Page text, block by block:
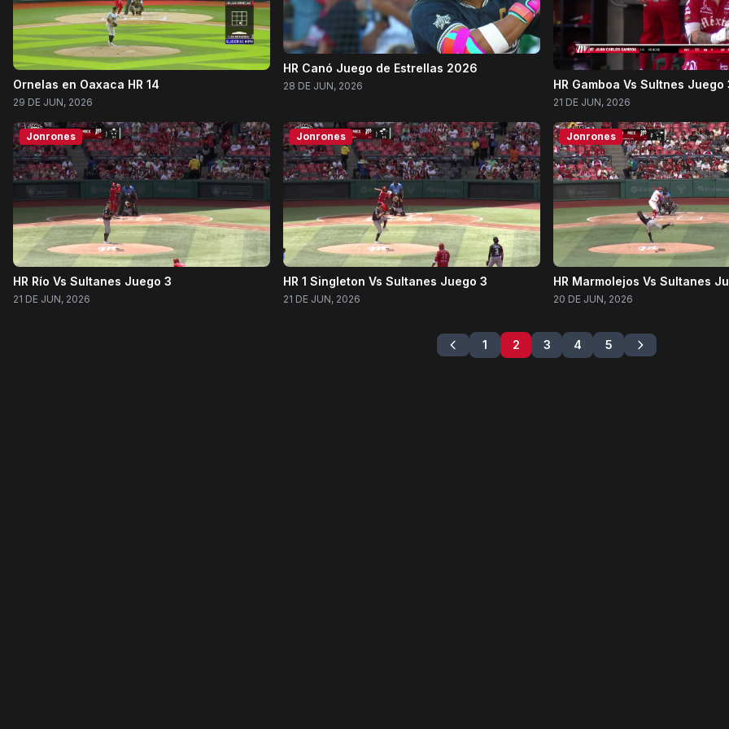
Ornelas en Oaxaca HR 14
29 DE JUN, 2026
HR Canó Juego de Estrellas 2026
28 DE JUN, 2026 HR Gamboa Vs Sultnes Juego
21 DE JUN, 2026
Jonrones
HR Río Vs Sultanes Juego 3
21 DE JUN, 2026
Jonrones
HR 1 Singleton Vs Sultanes Juego 3
21 DE JUN, 2026
Jonrones
HR Marmolejos Vs Sultanes
20 DE JUN, 2026
1 2 3 4 5